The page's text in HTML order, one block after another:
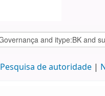
Pesquisa de autoridade